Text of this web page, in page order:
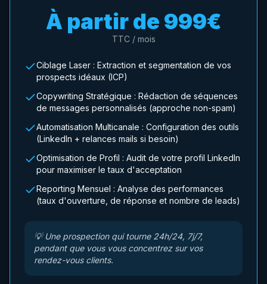
À partir de 999€
TTC / mois
Ciblage Laser : Extraction et segmentation de vos
prospects idéaux (ICP)
Copywriting Stratégique : Rédaction de séquences
de messages personnalisés (approche non-spam)
Automatisation Multicanale : Configuration des outils
(LinkedIn + relances mails si besoin)
Optimisation de Profil : Audit de votre profil LinkedIn
pour maximiser le taux d'acceptation
Reporting Mensuel : Analyse des performances
(taux d'ouverture, de réponse et nombre de leads)
💡 Une prospection qui tourne 24h/24, 7j/7,
pendant que vous vous concentrez sur vos
rendez-vous clients.